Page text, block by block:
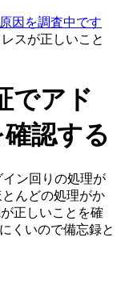
因を調査中です
スが正しいこと
でアド
認する
イン回りの処理が
んどの処理がか
正しいことを確
くいので備忘録と